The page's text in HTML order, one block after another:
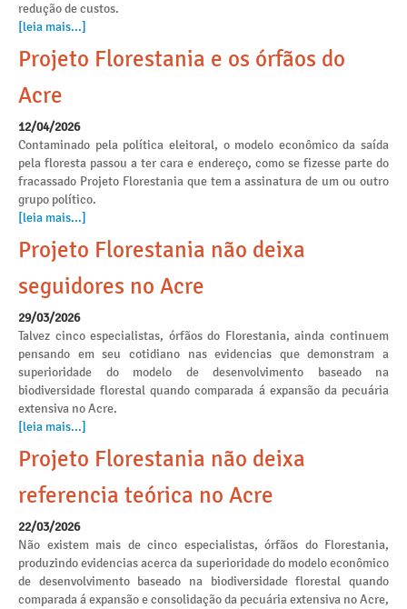
redução de custos.
[leia mais...]
Projeto Florestania e os órfãos do
Acre
12/04/2026
Contaminado pela política eleitoral, o modelo econômico da saída
pela floresta passou a ter cara e endereço, como se fizesse parte do
fracassado Projeto Florestania que tem a assinatura de um ou outro
grupo político.
[leia mais...]
Projeto Florestania não deixa
seguidores no Acre
29/03/2026
Talvez cinco especialistas, órfãos do Florestania, ainda continuem
pensando em seu cotidiano nas evidencias que demonstram a
superioridade do modelo de desenvolvimento baseado na
biodiversidade florestal quando comparada á expansão da pecuária
extensiva no Acre.
[leia mais...]
Projeto Florestania não deixa
referencia teórica no Acre
22/03/2026
Não existem mais de cinco especialistas, órfãos do Florestania,
produzindo evidencias acerca da superioridade do modelo econômico
de desenvolvimento baseado na biodiversidade florestal quando
comparada á expansão e consolidação da pecuária extensiva no Acre,